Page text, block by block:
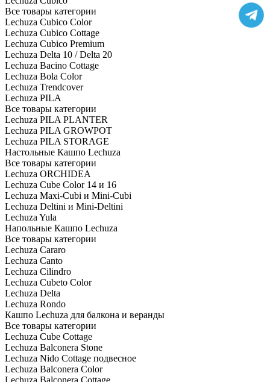
Все товары категории
Lechuza Cubico Color
Lechuza Cubico Cottage
Lechuza Cubico Premium
Lechuza Delta 10 / Delta 20
Lechuza Bacino Cottage
Lechuza Bola Color
Lechuza Trendcover
Lechuza PILA
Все товары категории
Lechuza PILA PLANTER
Lechuza PILA GROWPOT
Lechuza PILA STORAGE
Настольные Кашпо Lechuza
Все товары категории
Lechuza ORCHIDEA
Lechuza Cube Color 14 и 16
Lechuza Maxi-Cubi и Mini-Cubi
Lechuza Deltini и Mini-Deltini
Lechuza Yula
Напольные Кашпо Lechuza
Все товары категории
Lechuza Cararo
Lechuza Canto
Lechuza Cilindro
Lechuza Cubeto Color
Lechuza Delta
Lechuza Rondo
Кашпо Lechuza для балкона и веранды
Все товары категории
Lechuza Cube Cottage
Lechuza Balconera Stone
Lechuza Nido Cottage подвесное
Lechuza Balconera Color